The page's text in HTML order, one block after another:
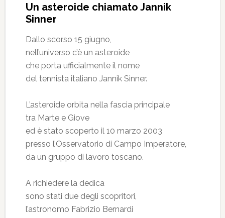
Un asteroide chiamato Jannik
Sinner
Dallo scorso 15 giugno,
nell’universo c’è un asteroide
che porta ufficialmente il nome
del tennista italiano Jannik Sinner.
L’asteroide orbita nella fascia principale
tra Marte e Giove
ed è stato scoperto il 10 marzo 2003
presso l’Osservatorio di Campo Imperatore,
da un gruppo di lavoro toscano.
A richiedere la dedica
sono stati due degli scopritori,
l’astronomo Fabrizio Bernardi